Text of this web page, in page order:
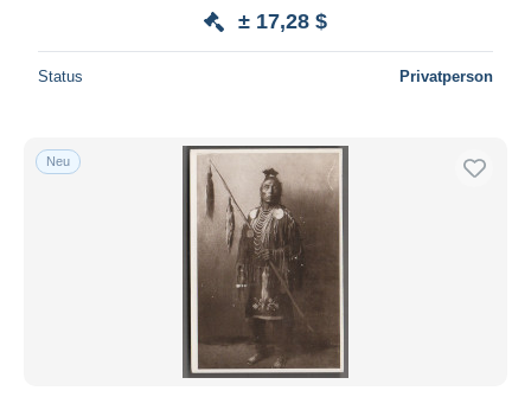
± 17,28 $
Status Privatperson
Neu